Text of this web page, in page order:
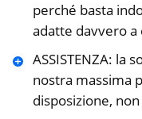
perché basta
adatte davvero a
ASSISTENZA: la
nostra massima
disposizione,